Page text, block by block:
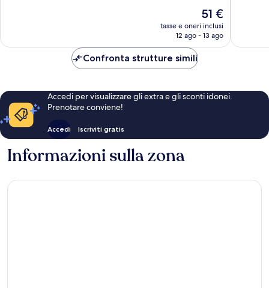
Il
prezzo
attuale
51 €
tasse e oneri inclusi
12 ago - 13 ago
Confronta strutture simili
Accedi per visualizzare gli extra e gli sconti idonei.
Prenotare conviene!
Accedi Iscriviti gratis
Informazioni sulla zona